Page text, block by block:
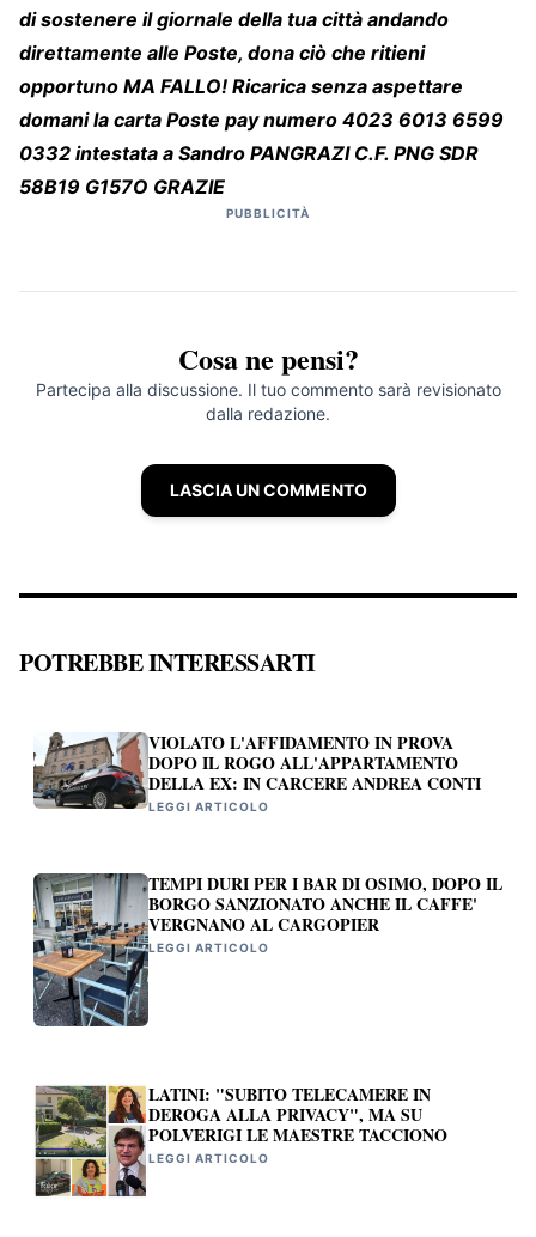
di sostenere il giornale della tua città andando
direttamente alle Poste, dona ciò che ritieni
opportuno MA FALLO! Ricarica senza aspettare
domani la carta Poste pay numero 4023 6013 6599
0332 intestata a Sandro PANGRAZI C.F. PNG SDR
58B19 G157O GRAZIE
PUBBLICITÀ
Cosa ne pensi?
Partecipa alla discussione. Il tuo commento sarà revisionato
dalla redazione.
LASCIA UN COMMENTO
POTREBBE INTERESSARTI
VIOLATO L'AFFIDAMENTO IN PROVA
DOPO IL ROGO ALL'APPARTAMENTO
DELLA EX: IN CARCERE ANDREA CONTI
LEGGI ARTICOLO
TEMPI DURI PER I BAR DI OSIMO, DOPO IL
BORGO SANZIONATO ANCHE IL CAFFE'
VERGNANO AL CARGOPIER
LEGGI ARTICOLO
LATINI: "SUBITO TELECAMERE IN
DEROGA ALLA PRIVACY", MA SU
POLVERIGI LE MAESTRE TACCIONO
LEGGI ARTICOLO